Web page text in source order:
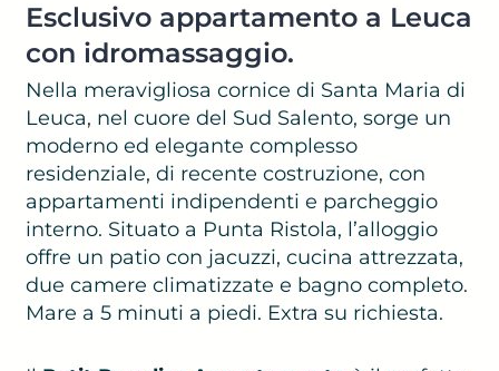
Esclusivo appartamento a Leuca
con idromassaggio.
Nella meravigliosa cornice di Santa Maria di
Leuca, nel cuore del Sud Salento, sorge un
moderno ed elegante complesso
residenziale, di recente costruzione, con
appartamenti indipendenti e parcheggio
interno. Situato a Punta Ristola, l’alloggio
offre un patio con jacuzzi, cucina attrezzata,
due camere climatizzate e bagno completo.
Mare a 5 minuti a piedi. Extra su richiesta.